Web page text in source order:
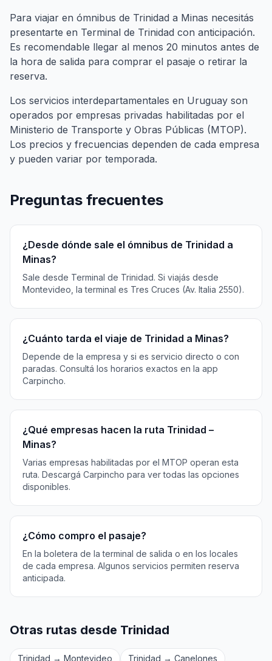
Para viajar en ómnibus de Trinidad a Minas necesitás
presentarte en Terminal de Trinidad con anticipación.
Es recomendable llegar al menos 20 minutos antes de
la hora de salida para comprar el pasaje o retirar la
reserva.
Los servicios interdepartamentales en Uruguay son
operados por empresas privadas habilitadas por el
Ministerio de Transporte y Obras Públicas (MTOP).
Los precios y frecuencias dependen de cada empresa
y pueden variar por temporada.
Preguntas frecuentes
¿Desde dónde sale el ómnibus de Trinidad a
Minas?
Sale desde Terminal de Trinidad. Si viajás desde
Montevideo, la terminal es Tres Cruces (Av. Italia 2550).
¿Cuánto tarda el viaje de Trinidad a Minas?
Depende de la empresa y si es servicio directo o con
paradas. Consultá los horarios exactos en la app
Carpincho.
¿Qué empresas hacen la ruta Trinidad –
Minas?
Varias empresas habilitadas por el MTOP operan esta
ruta. Descargá Carpincho para ver todas las opciones
disponibles.
¿Cómo compro el pasaje?
En la boletera de la terminal de salida o en los locales
de cada empresa. Algunos servicios permiten reserva
anticipada.
Otras rutas desde Trinidad
Trinidad → Montevideo Trinidad → Canelones